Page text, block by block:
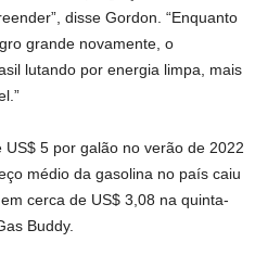
disse Gordon. “Enquanto
grande novamente, o
lutando por energia limpa, mais
5 por galão no verão de 2022
médio da gasolina no país caiu
cerca de US$ 3,08 na quinta-
Buddy.